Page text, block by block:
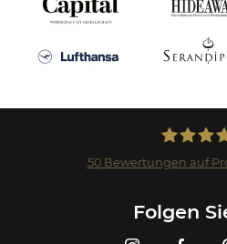
50Bewertungen auf
Folgen